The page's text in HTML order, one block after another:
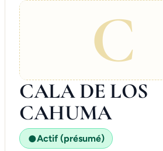
C
CALA DE LOS
CAHUMA
●Actif (présumé)